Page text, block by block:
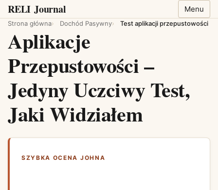
RELI Journal Menu
Strona główna Dochód Pasywny Test aplikacji przepustowości
Aplikacje
Przepustowości –
Jedyny Uczciwy Test,
Jaki Widziałem
SZYBKA OCENA JOHNA